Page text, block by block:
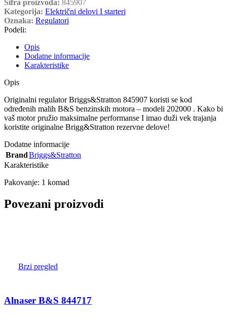
Šifra proizvoda: 845907
Kategorija: Električni delovi I starteri
Oznaka: Regulatori
Podeli:
Opis
Dodatne informacije
Karakteristike
Opis
Originalni regulator Briggs&Stratton 845907 koristi se kod
određenih malih B&S benzinskih motora – modeli 202000 . Kako bi
vaš motor pružio maksimalne performanse I imao duži vek trajanja
koristite originalne Brigg&Stratton rezervne delove!
Dodatne informacije
BrandBriggs&Stratton
Karakteristike
Pakovanje: 1 komad
Povezani proizvodi
Brzi pregled
Alnaser B&S 844717